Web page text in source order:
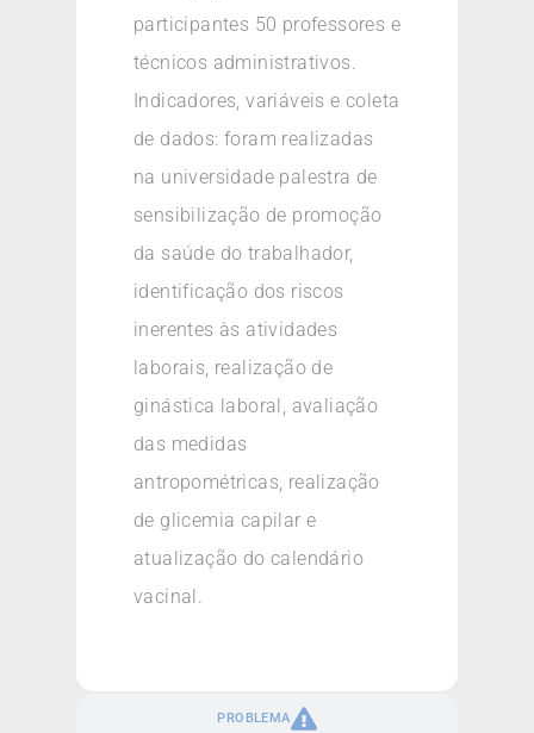
PROBLEMA
participantes 50 professores e
técnicos administrativos.
Indicadores, variáveis e coleta
de dados: foram realizadas
na universidade palestra de
sensibilização de promoção
da saúde do trabalhador,
identificação dos riscos
inerentes às atividades
laborais, realização de
ginástica laboral, avaliação
das medidas
antropométricas, realização
de glicemia capilar e
atualização do calendário
vacinal.